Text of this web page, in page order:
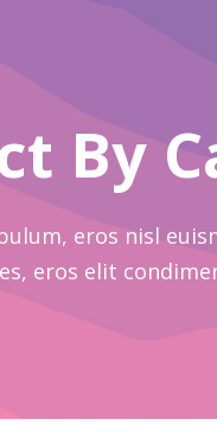
By
eros nisl
eros elit